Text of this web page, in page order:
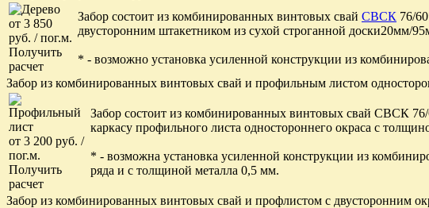
от 3 850
руб. / пог.м.
Получить
расчет
Забор состоит из комбинированных винтовых свай СВСК 76/
двусторонним штакетником из сухой строганной доски20мм/
* - возможно установка усиленной конструкции из
Забор из комбинированных винтовых свай и профильным листом
от 3 200 руб. /
пог.м.
Получить
расчет
Забор состоит из комбинированных винтовых свай СВСК
каркасу профильного листа одностороннего окраса с
* - возможна установка усиленной конструкции из
ряда и с толщиной металла 0,5 мм.
Забор из комбинированных винтовых свай и профлистом с двусторонним